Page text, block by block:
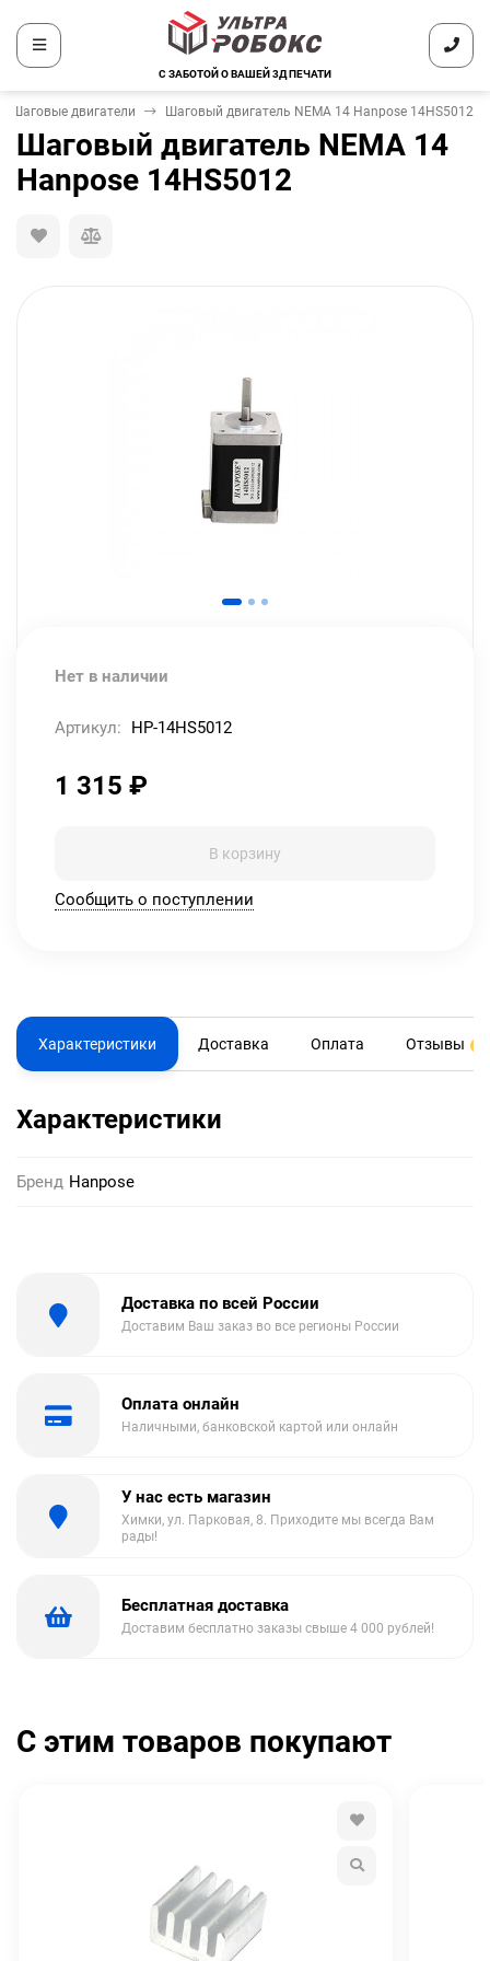
С ЗАБОТОЙ О ВАШЕЙ 3Д ПЕЧАТИ
Шаговые двигатели Шаговый двигатель NEMA 14 Hanpose 14HS5012
Шаговый двигатель NEMA 14
Hanpose 14HS5012
Нет в наличии
Артикул: HP-14HS5012
1 315 ₽
В корзину
Сообщить о поступлении
Характеристики Доставка Оплата Отзывы
Характеристики
Бренд Hanpose
Доставка по всей России
Доставим Ваш заказ во все регионы России
Оплата онлайн
Наличными, банковской картой или онлайн
У нас есть магазин
Химки, ул. Парковая, 8. Приходите мы всегда Вам
рады!
Бесплатная доставка
Доставим бесплатно заказы свыше 4 000 рублей!
С этим товаров покупают